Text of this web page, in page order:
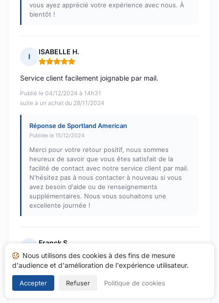
vous ayez apprécié votre expérience avec nous. À
bientôt !
I
ISABELLE H.
Note : 5 sur 5
Publié le 04/12/2024 à 14h31
suite à un achat du 28/11/2024
Service client facilement joignable par mail.
Réponse de Sportland American
Publiée le 15/12/2024
Merci pour votre retour positif, nous sommes
heureux de savoir que vous êtes satisfait de la
facilité de contact avec notre service client par mail.
N'hésitez pas à nous contacter à nouveau si vous
avez besoin d'aide ou de renseignements
supplémentaires. Nous vous souhaitons une
excellente journée !
Franck S.
Note : 5 sur 5
Publié le 02/12/2024 à 20h50
Livraison rapide, aucun problème
Nous utilisons des cookies à des fins de mesure
d'audience et d'amélioration de l'expérience utilisateur.
Accepter Refuser Politique de cookies